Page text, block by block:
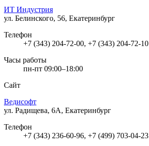
ИТ Индустрия
ул. Белинского, 56, Екатеринбург
Телефон
+7 (343) 204-72-00, +7 (343) 204-72-10
Часы работы
пн-пт 09:00–18:00
Сайт
Ведисофт
ул. Радищева, 6А, Екатеринбург
Телефон
+7 (343) 236-60-96, +7 (499) 703-04-23